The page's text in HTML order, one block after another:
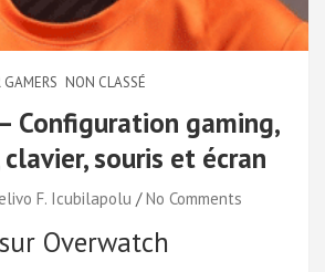
NON CLASSÉ
Configuration gaming,
clavier, souris et écran
F. Icubilapolu No Comments
Overwatch